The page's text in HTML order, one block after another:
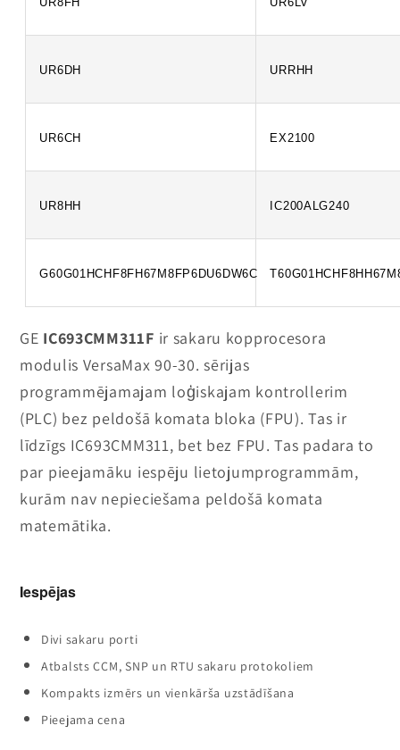
UR6DH URRHH
UR6CH EX2100
UR8HH IC200ALG240
G60G01HCHF8FH67M8FP6DU6DW6C
GE IC693CMM311F ir sakaru kopprocesora
modulis VersaMax 90-30. sērijas
programmējamajam loģiskajam kontrollerim
(PLC) bez peldošā komata bloka (FPU). Tas ir
līdzīgs IC693CMM311, bet bez FPU. Tas padara to
par pieejamāku iespēju lietojumprogrammām,
kurām nav nepieciešama peldošā komata
matemātika.
Iespējas
Divi sakaru porti
Atbalsts CCM, SNP un RTU sakaru protokoliem
Kompakts izmērs un vienkārša uzstādīšana
Pieejama cena